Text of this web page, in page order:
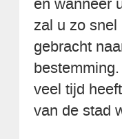
zal u zo
gebracht
veel tijd
van de stad